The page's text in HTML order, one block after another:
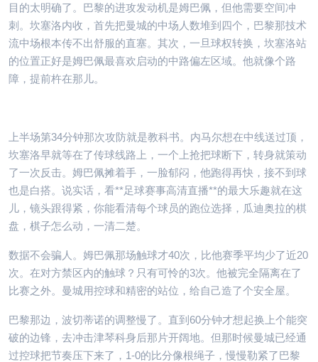
目的太明确了。巴黎的进攻发动机是姆巴佩，但他需要空间冲
刺。坎塞洛内收，首先把曼城的中场人数堆到四个，巴黎那技术
流中场根本传不出舒服的直塞。其次，一旦球权转换，坎塞洛站
的位置正好是姆巴佩最喜欢启动的中路偏左区域。他就像个路
障，提前杵在那儿。
上半场第34分钟那次攻防就是教科书。内马尔想在中线送过顶，
坎塞洛早就等在了传球线路上，一个上抢把球断下，转身就策动
了一次反击。姆巴佩摊着手，一脸郁闷，他跑得再快，接不到球
也是白搭。说实话，看**足球赛事高清直播**的最大乐趣就在这
儿，镜头跟得紧，你能看清每个球员的跑位选择，瓜迪奥拉的棋
盘，棋子怎么动，一清二楚。
数据不会骗人。姆巴佩那场触球才40次，比他赛季平均少了近20
次。在对方禁区内的触球？只有可怜的3次。他被完全隔离在了
比赛之外。曼城用控球和精密的站位，给自己造了个安全屋。
巴黎那边，波切蒂诺的调整慢了。直到60分钟才想起换上个能突
破的边锋，去冲击津琴科身后那片开阔地。但那时候曼城已经通
过控球把节奏压下来了，1-0的比分像根绳子，慢慢勒紧了巴黎